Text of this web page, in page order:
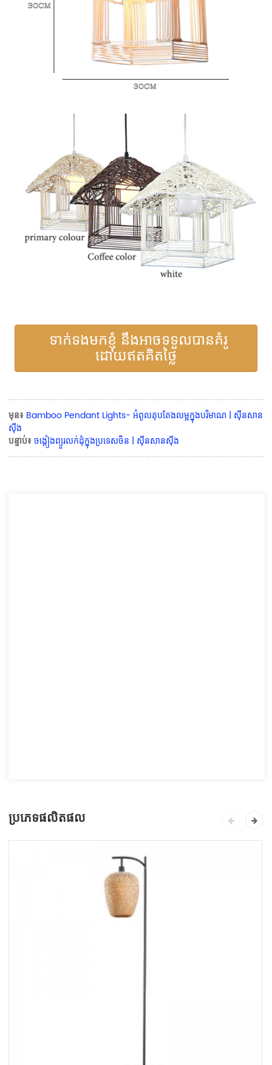
ទាក់ទងមកខ្ញុំ នឹងអាចទទួលបានគំរូ
ដោយឥតគិតថ្លៃ
មុន៖ Bamboo Pendant Lights- អំពូលតុបតែងលម្អក្នុងបរិមាណ | ស៊ីនសាន
ស៊ីង
បន្ទាប់៖ ចង្កៀងព្យួរលក់ដុំក្នុងប្រទេសចិន | ស៊ីនសានស៊ីង
ប្រភេទផលិតផល